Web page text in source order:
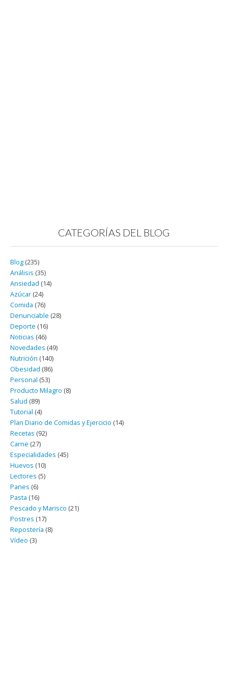
CATEGORÍAS DEL BLOG
Blog (235)
Análisis (35)
Ansiedad (14)
Azúcar (24)
Comida (76)
Denunciable (28)
Deporte (16)
Noticias (46)
Novedades (49)
Nutrición (140)
Obesidad (86)
Personal (53)
Producto Milagro (8)
Salud (89)
Tutorial (4)
Plan Diario de Comidas y Ejercicio (14)
Recetas (92)
Carne (27)
Especialidades (45)
Huevos (10)
Lectores (5)
Panes (6)
Pasta (16)
Pescado y Marisco (21)
Postres (17)
Repostería (8)
Vídeo (3)